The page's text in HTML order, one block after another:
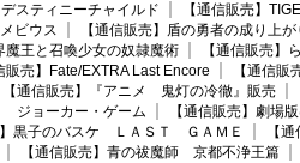
デスティニーチャイルド
【通信販売】
ビウス
【通信販売】盾の勇者の成り上が
魔王と召喚少女の奴隷魔術
【通信販売】
販売】Fate/EXTRA Last Encore
【通信
【通信販売】『アニメ 鬼灯の冷徹』販売
ジョーカー・ゲーム
【通信販売】劇場
】黒子のバスケ ＬＡＳＴ ＧＡＭＥ
【
【通信販売】青の祓魔師 京都不浄王篇